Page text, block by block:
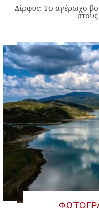
Δίρφυς: Το αγέρωχο